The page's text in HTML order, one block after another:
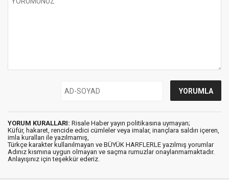
YORUM KURALLARI: Risale Haber yayın politikasına uymayan;
Küfür, hakaret, rencide edici cümleler veya imalar, inançlara saldırı içeren,
imla kuralları ile yazılmamış,
Türkçe karakter kullanılmayan ve BÜYÜK HARFLERLE yazılmış yorumlar
Adınız kısmına uygun olmayan ve saçma rumuzlar onaylanmamaktadır.
Anlayışınız için teşekkür ederiz.